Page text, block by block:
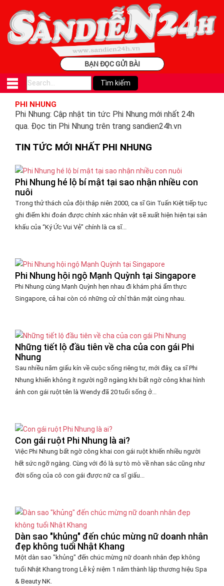
BẠN ĐỌC GỬI BÀI
PHI NHUNG
Phi Nhung: Cập nhật tin tức Phi Nhung mới nhất 24h
qua. Đọc tin Phi Nhung trên trang sandien24h.vn
TIN TỨC MỚI NHẤT PHI NHUNG
Phi Nhung hé lộ bí mật tại sao nhận nhiều con
nuôi
Trong thử thách của đội thập niên 2000, ca sĩ Gin Tuấn Kiệt tiếp tục
ghi điểm khi đoán được chính xác nhân vật sẽ xuất hiện hiện tại sân
khấu của “Ký Ức Vui Vẻ” chính là ca sĩ...
Phi Nhung hội ngộ Mạnh Quỳnh tại Singapore
Phi Nhung cùng Mạnh Quỳnh hẹn nhau đi khám phá ẩm thực
Singapore, cả hai còn có những cử chỉ thân mật cùng nhau.
Những tiết lộ đầu tiên về cha của con gái Phi
Nhung
Sau nhiều năm giấu kín về cuộc sống riêng tư, mới đây, ca sĩ Phi
Nhung khiến không ít người ngỡ ngàng khi bất ngờ công khai hình
ảnh con gái ruột tên là Wendy đã 20 tuổi sống ở...
Con gái ruột Phi Nhung là ai?
Việc Phi Nhung bất ngờ công khai con gái ruột khiến nhiều người
hết sức ngỡ ngàng. Cùng với đó là sự tò mò về nhan sắc cũng như
đời sống của cô con gái được nữ ca sĩ giấu...
Dàn sao "khủng" đến chúc mừng nữ doanh nhân
đẹp không tuổi Nhật Khang
Một dàn sao "khủng" đến chúc mừng nữ doanh nhân đẹp không
tuổi Nhật Khang trong Lễ kỷ niệm 1 năm thành lập thương hiệu Spa
& Beauty NK.